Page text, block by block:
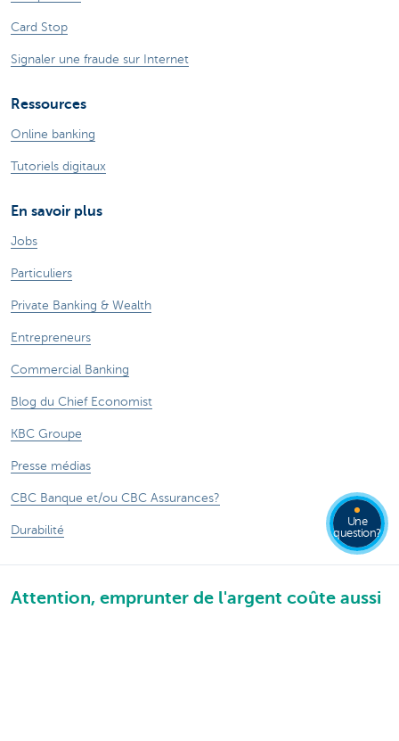
Card Stop
Signaler une fraude sur Internet
Ressources
Online banking
Tutoriels digitaux
En savoir plus
Jobs
Particuliers
Private Banking & Wealth
Entrepreneurs
Commercial Banking
Blog du Chief Economist
KBC Groupe
Presse médias
CBC Banque et/ou CBC Assurances?
Durabilité
Attention, emprunter de l'argent coûte aussi
Une
question?